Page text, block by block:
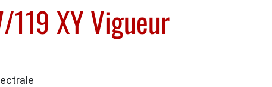
XY Vigueur